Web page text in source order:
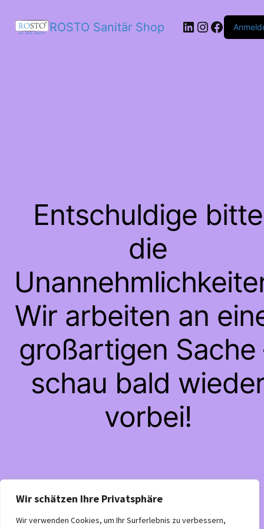
Wir schätzen Ihre Privatsphäre
Wir verwenden Cookies, um Ihr Surferlebnis zu verbessern,
ROSTO Sanitär Shop LinkedIn
Instagram
Entschuldige bitte
die
Wir arbeiten an
großartigen Sache
schau bald
vorbei!